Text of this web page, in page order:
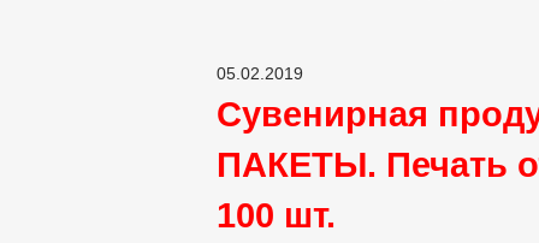
05.02.2019
Сувенирная
ПАКЕТЫ. Печать
100 шт.